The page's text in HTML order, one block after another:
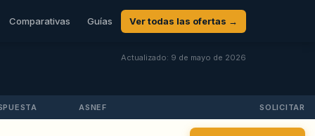
Comparativas Guías Ver todas las ofertas →
Actualizado: 9 de mayo de 2026
ASNEF SOLICITAR